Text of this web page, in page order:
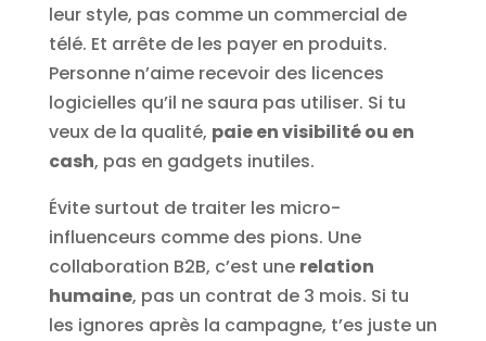
leur style, pas comme un commercial de
télé. Et arrête de les payer en produits.
Personne n’aime recevoir des licences
logicielles qu’il ne saura pas utiliser. Si tu
veux de la qualité, paie en visibilité ou en
cash, pas en gadgets inutiles.
Évite surtout de traiter les micro-
influenceurs comme des pions. Une
collaboration B2B, c’est une relation
humaine, pas un contrat de 3 mois. Si tu
les ignores après la campagne, t’es juste un